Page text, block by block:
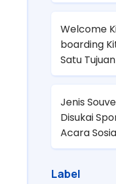
Welcome
boarding
Satu Tujuan
Jenis
Disukai
Acara
Label